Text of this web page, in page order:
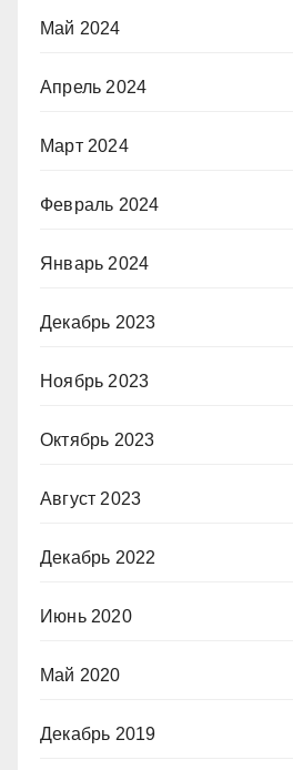
Май 2024
Апрель 2024
Март 2024
Февраль 2024
Январь 2024
Декабрь 2023
Ноябрь 2023
Октябрь 2023
Август 2023
Декабрь 2022
Июнь 2020
Май 2020
Декабрь 2019